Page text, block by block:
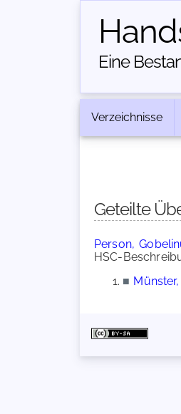
Eine
Verzeichnisse
Geteilte
Person,
HSC-
■